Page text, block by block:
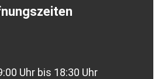
Uhr bis 18:30 Uhr